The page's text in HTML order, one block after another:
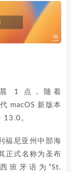
1 点，随着
macOS 新版本
13.0。
福尼亚州中部海
正式名称为圣布
班牙语为“St.